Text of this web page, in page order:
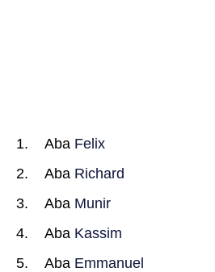
Aba Felix
Aba Richard
Aba Munir
Aba Kassim
Aba Emmanuel